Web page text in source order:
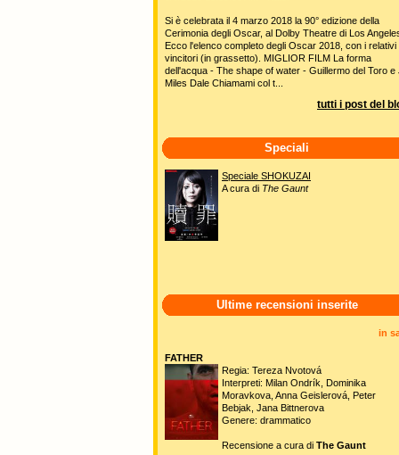
Si è celebrata il 4 marzo 2018 la 90° edizione della
Cerimonia degli Oscar, al Dolby Theatre di Los
Ecco l'elenco completo degli Oscar 2018, con i relativi
vincitori (in grassetto). MIGLIOR FILM La forma
dell'acqua - The shape of water - Guillermo del Toro e
Miles Dale Chiamami col t...
tutti i post del
Speciali
Speciale SHOKUZAI
A cura di The Gaunt
Ultime recensioni inserite
in
FATHER
Regia: Tereza Nvotová
Interpreti: Milan Ondrík, Dominika
Moravkova, Anna Geislerová, Peter
Bebjak, Jana Bittnerova
Genere: drammatico
Recensione a cura di The Gaunt